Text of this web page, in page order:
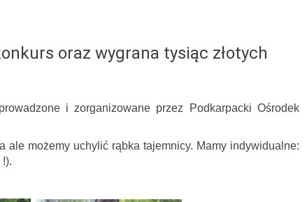
oraz wygrana tysiąc złotych
i zorganizowane przez Podkarpacki Ośrodek
możemy uchylić rąbka tajemnicy. Mamy indywidualne: